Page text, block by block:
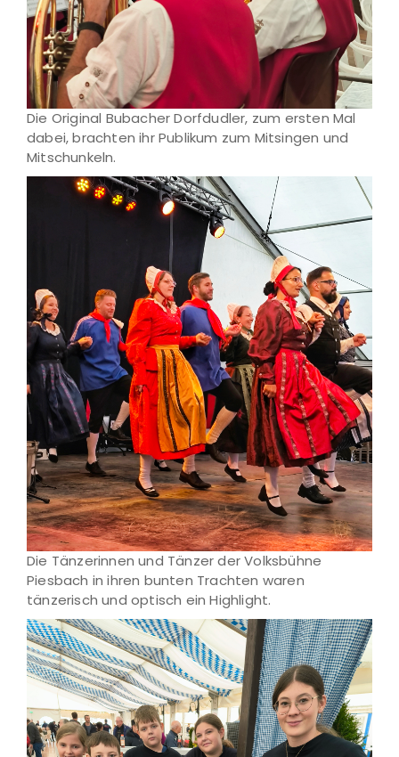
Die Original Bubacher Dorfdudler, zum ersten Mal
dabei, brachten ihr Publikum zum Mitsingen und
Mitschunkeln.
Die Tänzerinnen und Tänzer der Volksbühne
Piesbach in ihren bunten Trachten waren
tänzerisch und optisch ein Highlight.